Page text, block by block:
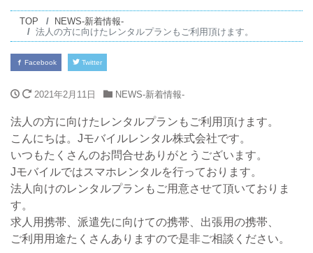
TOP
NEWS-新着情報-
法人の方に向けたレンタルプランもご利用頂けます。
Facebook Twitter
2021年2月11日 NEWS-新着情報-
法人の方に向けたレンタルプランもご利用頂けます。
こんにちは。Jモバイルレンタル株式会社です。
いつもたくさんのお問合せありがとうございます。
Jモバイルではスマホレンタルを行っております。
法人向けのレンタルプランもご用意させて頂いておりま
す。
求人用携帯、派遣先に向けての携帯、出張用の携帯、
ご利用用途たくさんありますので是非ご相談ください。